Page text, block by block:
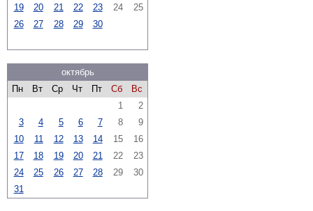
19
20 21 22 23 24
25
26
27 28 29 30
октябрь
Пн
Вт Ср Чт Пт Сб
Вс
1
2
3
4 5 6 7 8
9
10
11 12 13 14 15
16
17
18 19 20 21 22
23
24
25 26 27 28 29
30
31